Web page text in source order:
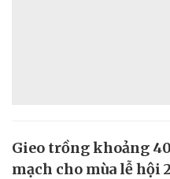
Gieo trồng khoảng
mạch cho mùa lễ hội